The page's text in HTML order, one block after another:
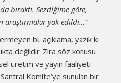
bıraktı. Sezdiğime göre,
araştırmalar yok edildi...”
bu açıklama, yazık ki
değildir. Zira söz konusu
üretim ve yayın faaliyeti
Santral Komite’ye sunulan bir